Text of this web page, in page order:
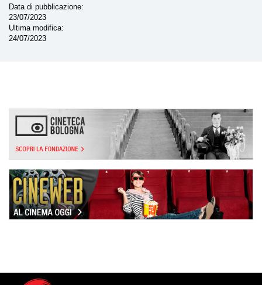
Data di pubblicazione
23/07/2023
Ultima modifica
24/07/2023